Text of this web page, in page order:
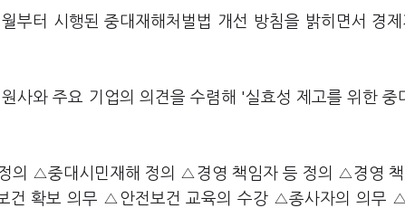
부터 시행된 중대재해처벌법 개선 방침을 밝히면서 경
사와 주요 기업의 의견을 수렴해 '실효성 제고를 위한 중
의 △중대시민재해 정의 △경영 책임자 등 정의 △경영 책
건 확보 의무 △안전보건 교육의 수강 △종사자의 의무